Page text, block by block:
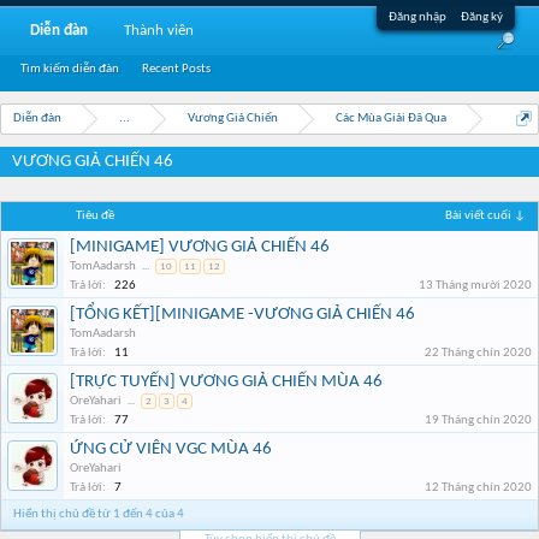
Đăng nhập Đăng ký
Diễn đàn ... Vương Giả Chiến Các Mùa Giải Đã Qua
VƯƠNG GIẢ CHIẾN 46
Tiêu đề Bài viết cuối ↓
[MINIGAME] VƯƠNG GIẢ CHIẾN 46
TomAadarsh ... 10 11 12
Trả lời: 226 13 Tháng mười 2020
[TỔNG KẾT][MINIGAME -VƯƠNG GIẢ CHIẾN 46
TomAadarsh
Trả lời:
11 22 Tháng chín 2020
[TRỰC TUYẾN] VƯƠNG GIẢ CHIẾN MÙA 46
OreYahari ... 2 3 4
Trả lời: 77 19 Tháng chín 2020
ỨNG CỬ VIÊN VGC MÙA 46
OreYahari
Trả lời:
7
12 Tháng chín 2020
Hiển thị chủ đề từ 1 đến 4 của 4
Diễn đàn
Tìm kiếm diễn đàn Recent Posts
Thành viên